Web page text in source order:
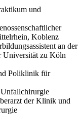
und
Koblenz
an der
zu Köln
Poliklinik für
der Klinik und